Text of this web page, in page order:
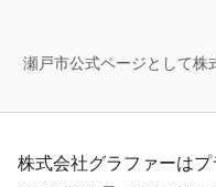
瀬戸市公式ページとして株
株式会社グラファーは